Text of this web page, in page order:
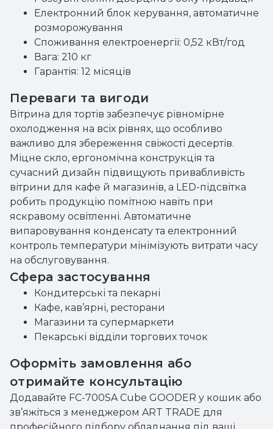
Електронний блок керування, автоматичне
розморожування
Споживання електроенергії: 0,52 кВт/год
Вага: 210 кг
Гарантія: 12 місяців
Переваги та вигоди
Вітрина для тортів забезпечує рівномірне
охолодження на всіх рівнях, що особливо
важливо для збереження свіжості десертів.
Міцне скло, ергономічна конструкція та
сучасний дизайн підвищують привабливість
вітрини для кафе й магазинів, а LED-підсвітка
робить продукцію помітною навіть при
яскравому освітленні. Автоматичне
випаровування конденсату та електронний
контроль температури мінімізують витрати часу
на обслуговування.
Сфера застосування
Кондитерські та пекарні
Кафе, кав’ярні, ресторани
Магазини та супермаркети
Пекарські відділи торгових точок
Оформіть замовлення або
отримайте консультацію
Додавайте FC-700SA Cube GOODER у кошик або
зв’яжіться з менеджером ART TRADE для